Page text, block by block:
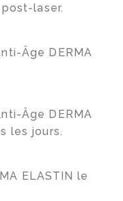
laser.
Âge DERMA
Âge DERMA
les jours.
ELASTIN le